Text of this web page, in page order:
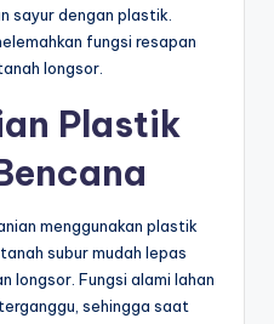
sayur dengan plastik.
fungsi resapan
longsor.
Plastik
menggunakan plastik
subur mudah lepas
longsor. Fungsi alami lahan
sehingga saat